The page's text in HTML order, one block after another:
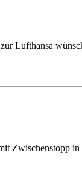
Lufthansa
Zwischenstopp